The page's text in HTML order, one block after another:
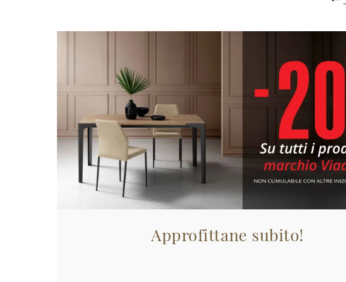
Approfittane subito!